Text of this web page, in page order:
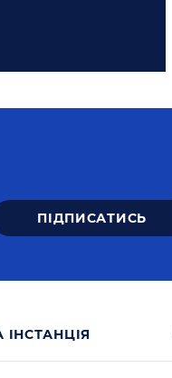
IНСТАНЦIЯ